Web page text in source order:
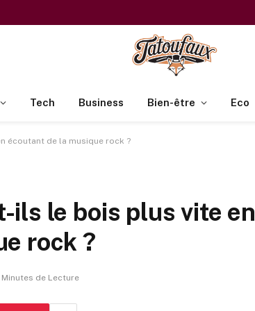
Tech Business Bien-être Eco
écoutant de la musique rock ?
ils le bois plus vite en
rock ?
Minutes de Lecture